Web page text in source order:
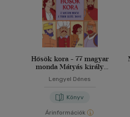
Hősök kora - 77 magyar
monda Mátyás király
Lengyel Dénes
Könyv
Árinformációk